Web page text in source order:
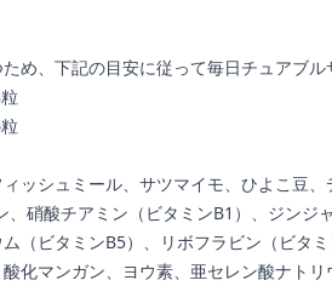
め、下記の目安に従って毎日チュアブ
ッシュミール、サツマイモ、ひよこ豆
、硝酸チアミン（ビタミンB1）、ジン
（ビタミンB5）、リボフラビン（ビタ
化マンガン、ヨウ素、亜セレン酸ナト